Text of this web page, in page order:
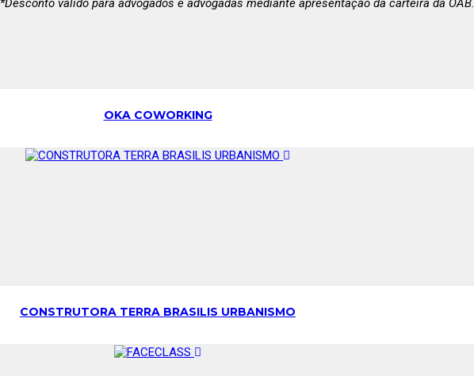
*Desconto válido para advogados e advogadas mediante apresentação da carteira da OAB.
OKA COWORKING
CONSTRUTORA TERRA BRASILIS URBANISMO